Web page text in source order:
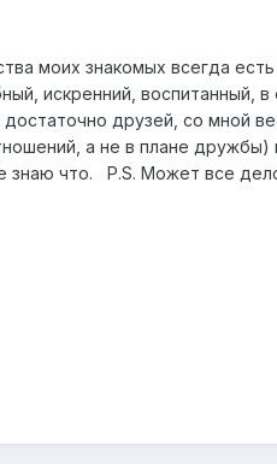
моих знакомых всегда
искренний, воспитанный,
друзей, со мной
а не в плане дружбы)
знаю что. P.S. Может все